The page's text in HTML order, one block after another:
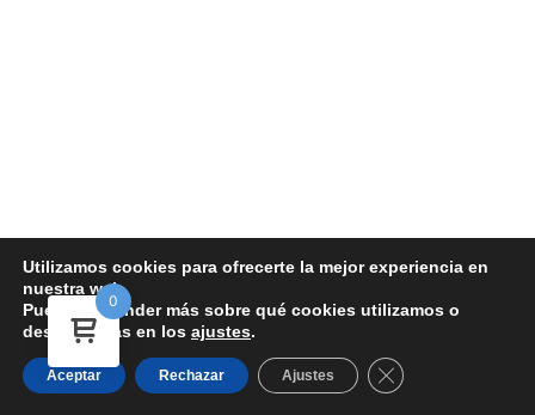
Aviso Legal y términos y condiciones-Política de Cookies-Política de
devoluciones y reembolsos-Política de Privacidad
Copyright © 2026 FARMACAR | Sitio web desarrollado por
Utilizamos cookies para ofrecerte la mejor experiencia en
nuestra web.
Puedes aprender más sobre qué cookies utilizamos o
desactivarlas en los ajustes.
Aceptar Rechazar Ajustes Cerrar el banner
0